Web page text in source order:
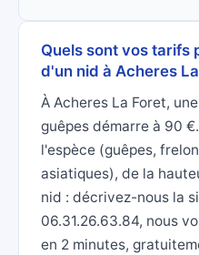
Quels sont vos tarifs
d'un nid à Acheres
À Acheres La Foret,
guêpes démarre à 90
l'espèce (guêpes,
asiatiques), de la
nid : décrivez-nous la
06.31.26.63.84, nous
en 2 minutes,